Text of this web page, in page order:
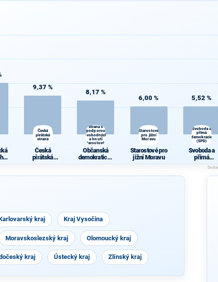
a
9,37 %
Česká
pirátská
strana
Česká
pirátská
8,17 %
strana s
podporou
Svobodných
a hnutí
Starostové a
osobnosti
pro Moravu
Občanská
demokratická
Svobodných a
6,00 %
Starostové
pro jižní
Moravu
Starostové pro
jižní Moravu
5,52 %
Svoboda a
přímá
demokracie
(SPD)
Svoboda a
přímá
demokracie
(SPD)
kraj Kraj Vysočina
Moravskoslezský kraj Olomoucký kraj
kraj Ústecký kraj Zlínský kraj